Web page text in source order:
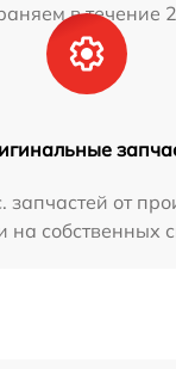
в течение
запчастей от
на собственных